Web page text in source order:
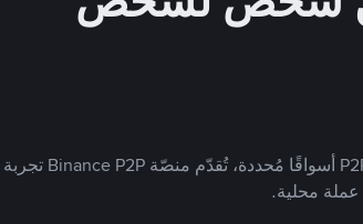
بينما تستهدف العديد من منصّات تداول P2P أسواقًا مُحددة، تُقدّم منصّة Binance P2P تجربة